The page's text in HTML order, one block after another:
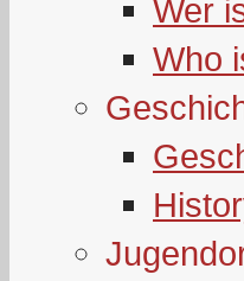
Wer
Who